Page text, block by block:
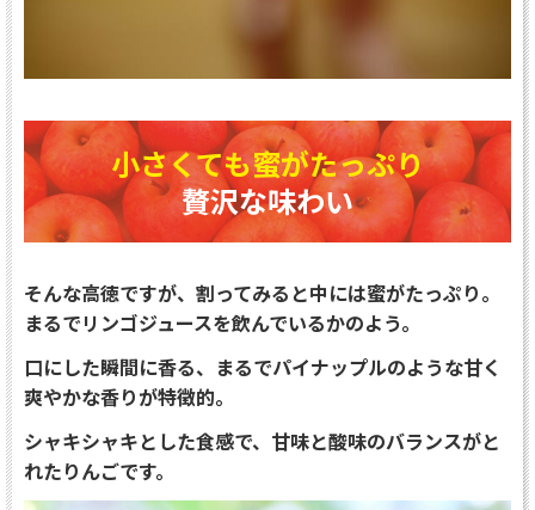
小さくても蜜がたっぷり
贅沢な味わい
そんな高徳ですが、割ってみると中には蜜がたっぷり。
まるでリンゴジュースを飲んでいるかのよう。
口にした瞬間に香る、まるでパイナップルのような甘く
爽やかな香りが特徴的。
シャキシャキとした食感で、甘味と酸味のバランスがと
れたりんごです。